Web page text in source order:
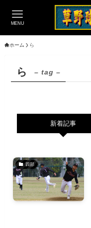
MENU
ホーム ら
ら – tag –
新着記事
四部